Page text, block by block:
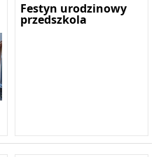
Festyn urodzinowy
przedszkola